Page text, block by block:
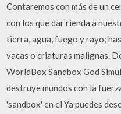
Contaremos con más de un
con los que dar rienda a
tierra, agua, fuego y rayo;
vacas o criaturas malignas.
WorldBox Sandbox God
destruye mundos con la
'sandbox' en el Ya puedes